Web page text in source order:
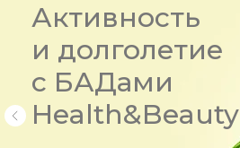
Активность
и долголетие
с БАДами
Health&Beauty